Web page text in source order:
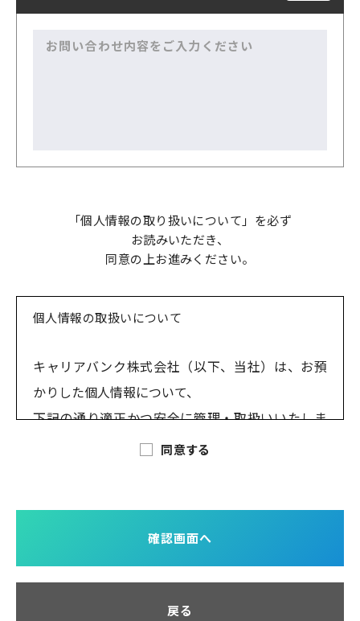
「個人情報の取り扱いについて」を必ず
お読みいただき、
同意の上お進みください。
個人情報の取扱いについて
キャリアバンク株式会社（以下、当社）は、お預
かりした個人情報について、
下記の通り適正かつ安全に管理・取扱いいたしま
当該ページへの問合せ・申込みへの回答や手続
き対応
同意する
確認画面へ
戻る